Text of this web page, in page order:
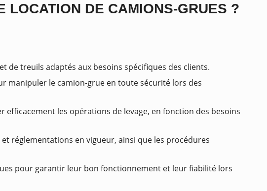
LOCATION DE CAMIONS-GRUES ?
de treuils adaptés aux besoins spécifiques des clients.
manipuler le camion-grue en toute sécurité lors des
les opérations de levage, en fonction des besoins
réglementations en vigueur, ainsi que les procédures
pour garantir leur bon fonctionnement et leur fiabilité lors